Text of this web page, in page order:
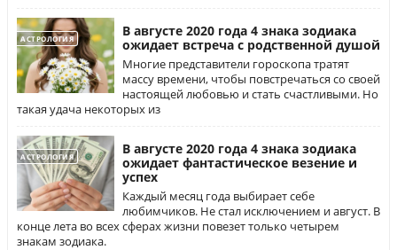
АСТРОЛОГИЯ
В августе 2020 года 4 знака зодиака
ожидает встреча с родственной душой
Многие представители гороскопа тратят
массу времени, чтобы повстречаться со своей
настоящей любовью и стать счастливыми. Но
такая удача некоторых из
АСТРОЛОГИЯ
В августе 2020 года 4 знака зодиака
ожидает фантастическое везение и
успех
Каждый месяц года выбирает себе
любимчиков. Не стал исключением и август. В
конце лета во всех сферах жизни повезет только четырем
знакам зодиака.